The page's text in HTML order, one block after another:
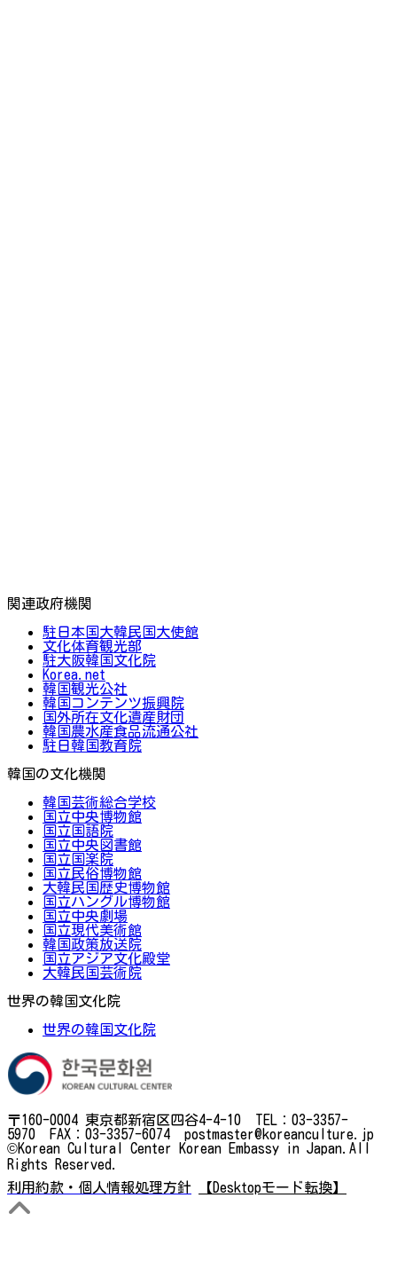
関連政府機関
駐日本国大韓民国大使館
文化体育観光部
駐大阪韓国文化院
Korea.net
韓国観光公社
韓国コンテンツ振興院
国外所在文化遺産財団
韓国農水産食品流通公社
駐日韓国教育院
韓国の文化機関
韓国芸術総合学校
国立中央博物館
国立国語院
国立中央図書館
国立国楽院
国立民俗博物館
大韓民国歴史博物館
国立ハングル博物館
国立中央劇場
国立現代美術館
韓国政策放送院
国立アジア文化殿堂
大韓民国芸術院
世界の韓国文化院
世界の韓国文化院
〒160-0004 東京都新宿区四谷4-4-10 TEL：03-3357-
5970 FAX：03-3357-6074 postmaster@koreanculture.jp
©Korean Cultural Center Korean Embassy in Japan.All
Rights Reserved.
利用約款・個人情報処理方針
【Desktopモード転換】